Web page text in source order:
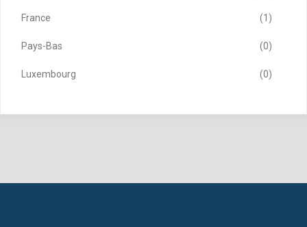
France (1)
Pays-Bas (0)
Luxembourg (0)